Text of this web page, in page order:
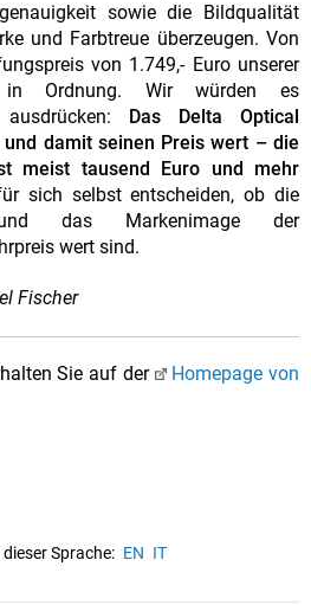
sowie die Bildqualität
und Farbtreue überzeugen. Von
von 1.749,- Euro unserer
Ordnung. Wir würden es
Das Delta Optical
damit seinen Preis wert – die
meist tausend Euro und mehr
sich selbst entscheiden, ob die
und das Markenimage der
wert sind.
Fischer
Sie auf der
Homepage von
Sprache: EN IT